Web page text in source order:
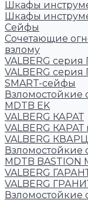
Шкафы
Шкафы
Сейфы
Cочетающие
взлому
VALBERG
VALBERG
SMART-сейфы
Взломостойкие
MDTB EK
VALBERG КАРАТ
VALBERG КАРАТ
VALBERG
Взломостойкие
MDTB BASTION
VALBERG
VALBERG
Взломостойкие